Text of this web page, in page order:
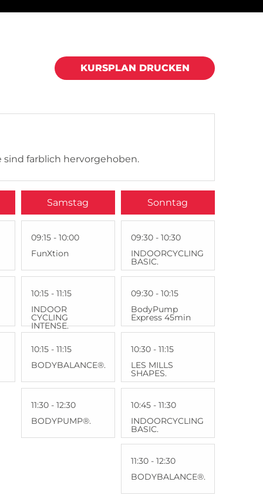
KURSPLAN DRUCKEN
sind farblich hervorgehoben.
Samstag
09:15 - 10:00
FunXtion
10:15 - 11:15
INDOOR
CYCLING
INTENSE.
10:15 - 11:15
BODYBALANCE®.
11:30 - 12:30
BODYPUMP®.
Sonntag
09:30 - 10:30
INDOORCYCLING
BASIC.
09:30 - 10:15
BodyPump
Express 45min
10:30 - 11:15
LES MILLS
SHAPES.
10:45 - 11:30
INDOORCYCLING
BASIC.
11:30 - 12:30
BODYBALANCE®.